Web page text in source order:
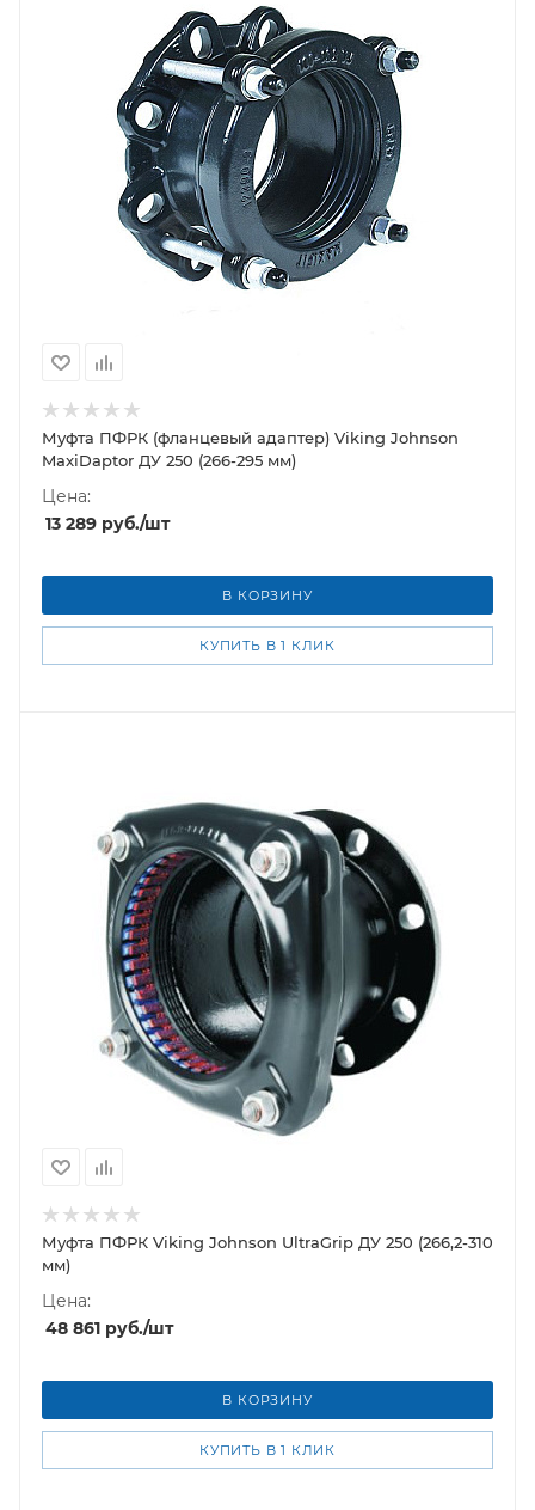
Муфта ПФРК (фланцевый адаптер) Viking Johnson
MaxiDaptor ДУ 250 (266-295 мм)
Цена:
13 289 руб./шт
В КОРЗИНУ
КУПИТЬ В 1 КЛИК
Муфта ПФРК Viking Johnson UltraGrip ДУ 250 (266,2-310
мм)
Цена:
48 861 руб./шт
В КОРЗИНУ
КУПИТЬ В 1 КЛИК